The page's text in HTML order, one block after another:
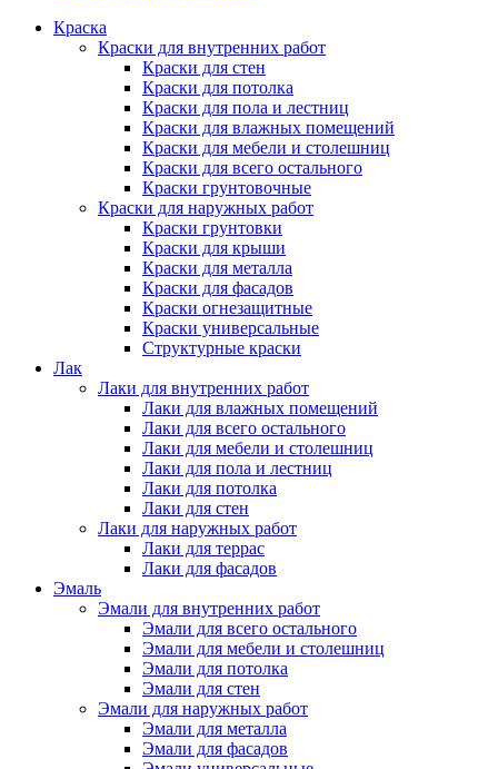
Краска
Краски для внутренних работ
Краски для стен
Краски для потолка
Краски для пола и лестниц
Краски для влажных помещений
Краски для мебели и столешниц
Краски для всего остального
Краски грунтовочные
Краски для наружных работ
Краски грунтовки
Краски для крыши
Краски для металла
Краски для фасадов
Краски огнезащитные
Краски универсальные
Структурные краски
Лак
Лаки для внутренних работ
Лаки для влажных помещений
Лаки для всего остального
Лаки для мебели и столешниц
Лаки для пола и лестниц
Лаки для потолка
Лаки для стен
Лаки для наружных работ
Лаки для террас
Лаки для фасадов
Эмаль
Эмали для внутренних работ
Эмали для всего остального
Эмали для мебели и столешниц
Эмали для потолка
Эмали для стен
Эмали для наружных работ
Эмали для металла
Эмали для фасадов